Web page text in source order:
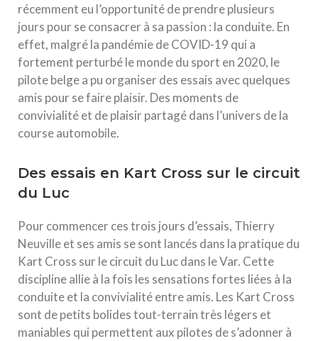
récemment eu l’opportunité de prendre plusieurs
jours pour se consacrer à sa passion : la conduite. En
effet, malgré la pandémie de COVID-19 qui a
fortement perturbé le monde du sport en 2020, le
pilote belge a pu organiser des essais avec quelques
amis pour se faire plaisir. Des moments de
convivialité et de plaisir partagé dans l’univers de la
course automobile.
Des essais en Kart Cross sur le circuit
du Luc
Pour commencer ces trois jours d’essais, Thierry
Neuville et ses amis se sont lancés dans la pratique du
Kart Cross sur le circuit du Luc dans le Var. Cette
discipline allie à la fois les sensations fortes liées à la
conduite et la convivialité entre amis. Les Kart Cross
sont de petits bolides tout-terrain très légers et
maniables qui permettent aux pilotes de s’adonner à